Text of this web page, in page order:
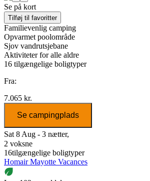
Se på kort
Tilføj til favoritter
Familievenlig camping
Opvarmet poolområde
Sjov vandrutsjebane
Aktiviteter for alle aldre
16 tilgængelige boligtyper
Fra:
7.065 kr.
Se campingplads
Sat 8 Aug - 3 nætter,
2 voksne
16tilgængelige boligtyper
Homair Mayotte Vacances